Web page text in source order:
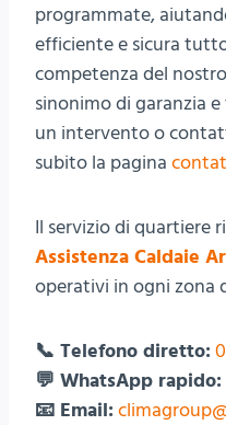
programmate,
efficiente e sicura
competenza del
sinonimo di garanzia
un intervento o
subito la pagina
Il servizio di quartiere
Assistenza Caldaie
operativi in ogni zona
📞 Telefono diretto:
💬 WhatsApp rapido:
📧 Email: